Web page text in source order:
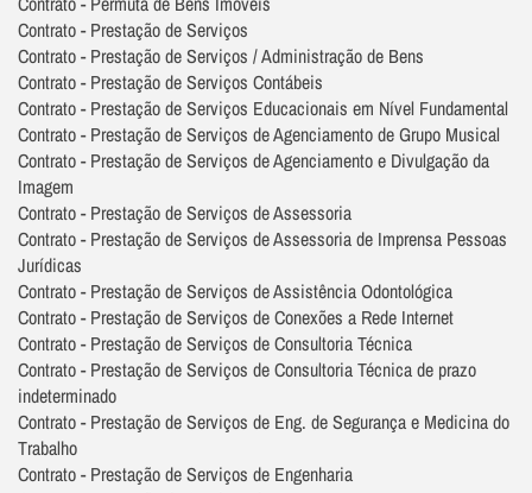
Contrato - Prestação de Serviços
Contrato - Prestação de Serviços / Administração de Bens
Contrato - Prestação de Serviços Contábeis
Contrato - Prestação de Serviços Educacionais em Nível Fundamental
Contrato - Prestação de Serviços de Agenciamento de Grupo Musical
Contrato - Prestação de Serviços de Agenciamento e Divulgação da
Imagem
Contrato - Prestação de Serviços de Assessoria
Contrato - Prestação de Serviços de Assessoria de Imprensa Pessoas
Jurídicas
Contrato - Prestação de Serviços de Assistência Odontológica
Contrato - Prestação de Serviços de Conexões a Rede Internet
Contrato - Prestação de Serviços de Consultoria Técnica
Contrato - Prestação de Serviços de Consultoria Técnica de prazo
indeterminado
Contrato - Prestação de Serviços de Eng. de Segurança e Medicina do
Trabalho
Contrato - Prestação de Serviços de Engenharia